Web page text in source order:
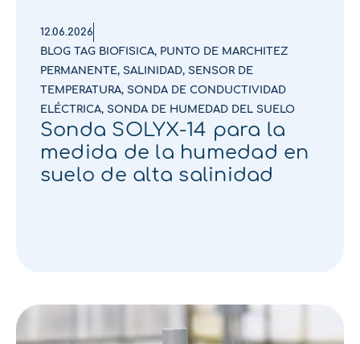
12.06.2026
BLOG TAG BIOFISICA, PUNTO DE MARCHITEZ
PERMANENTE, SALINIDAD, SENSOR DE
TEMPERATURA, SONDA DE CONDUCTIVIDAD
ELÉCTRICA, SONDA DE HUMEDAD DEL SUELO
Sonda SOLYX-14 para la
medida de la humedad en
suelo de alta salinidad